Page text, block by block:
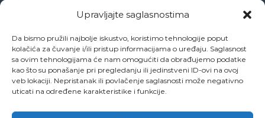
Upravljajte saglasnostima
Da bismo pružili najbolje iskustvo, koristimo tehnologije poput
kolačića za čuvanje i/ili pristup informacijama o uređaju. Saglasnost
sa ovim tehnologijama će nam omogućiti da obrađujemo podatke
kao što su ponašanje pri pregledanju ili jedinstveni ID-ovi na ovoj
veb lokaciji. Nepristanak ili povlačenje saglasnosti može negativno
uticati na određene karakteristike i funkcije.
info@zamjed.edu.ba
Direktor:
+ 387 33 207 963
Sekretar:
+ 387 33 215 668
Pedagog:
+ 387 33 246 212
Psiholog:
+ 387 33 246 208
+ 387 33 207 001